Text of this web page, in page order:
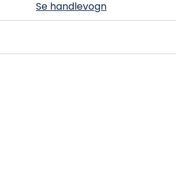
Se handlevogn